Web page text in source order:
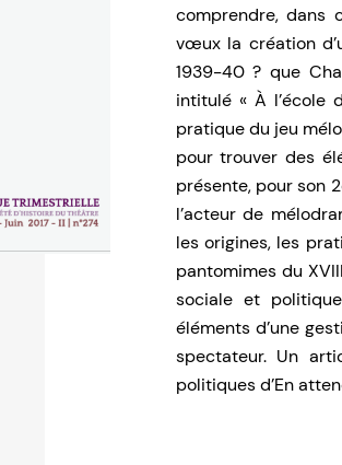
comprendre, dans
vœux la création
1939-40 ? que
intitulé « À l’école
pratique du jeu
pour trouver des
présente, pour son
l’acteur de
les origines, les
pantomimes du
sociale et
éléments d’une
spectateur. Un
politiques d’En